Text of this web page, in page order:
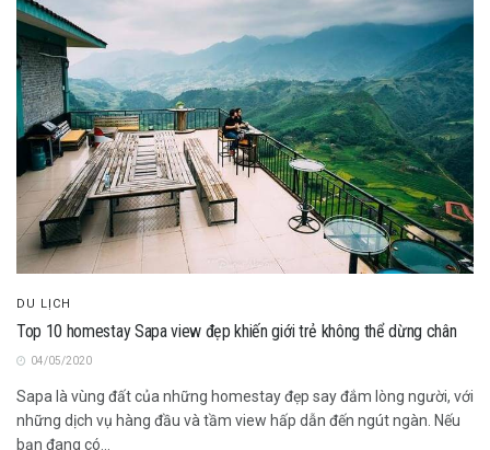
DU LỊCH
Top 10 homestay Sapa view đẹp khiến giới trẻ không thể dừng chân
04/05/2020
Sapa là vùng đất của những homestay đẹp say đắm lòng người, với
những dịch vụ hàng đầu và tầm view hấp dẫn đến ngút ngàn. Nếu
bạn đang có...